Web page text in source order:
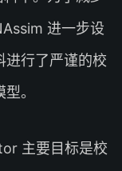
进一步设
进行了严谨的校
。
主要目标是校